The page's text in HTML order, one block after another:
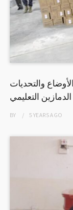
والتحديات
التعليمي
BY 5 YEARSAGO